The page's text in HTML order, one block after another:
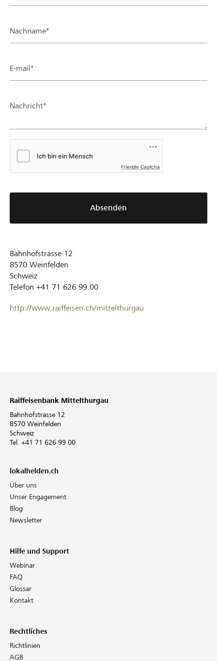
Nachname*
E-mail*
Nachricht*
Friendly Captcha
Absenden
Bahnhofstrasse 12
8570 Weinfelden
Schweiz
Telefon +41 71 626 99 00
http://www.raiffeisen.ch/mittelthurgau
Raiffeisenbank Mittelthurgau
Bahnhofstrasse 12
8570 Weinfelden
Schweiz
Tel. +41 71 626 99 00
lokalhelden.ch
Über uns
Unser Engagement
Blog
Newsletter
Hilfe und Support
Webinar
FAQ
Glossar
Kontakt
Rechtliches
Richtlinien
AGB